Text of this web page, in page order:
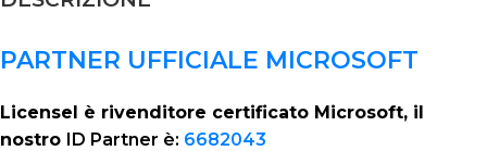
PARTNER UFFICIALE MICROSOFT
Licensel è rivenditore certificato Microsoft, il
nostro ID Partner è: 6682043